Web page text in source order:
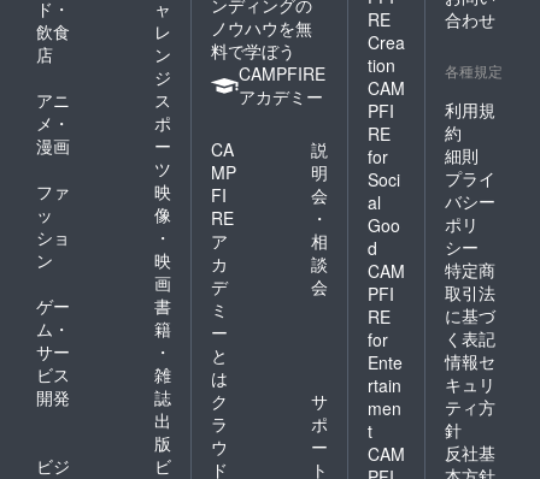
ド・
飲食
店
ャ
レ
ン
ジ
アニ
メ・
漫画
ス
ポ
ー
ツ
ファ
ッ
ショ
ン
映
像
・
映
画
ゲー
ム・
サー
ビス
開発
書
籍
・
雑
誌
出
版
ビジ
ビ
ノウハウを無
料で学ぼう
CAMPFIRE
アカデミー
CA
MP
FI
RE
ア
カ
デ
ミ
ー
と
は
説
明
会
・
相
談
会
ク
ラ
ウ
ド
サ
ポ
ー
ト
RE
Crea
tion
CAM
PFI
RE
for
Soci
al
Goo
d
CAM
PFI
RE
for
Ente
rtain
men
t
CAM
合わせ
各種規定
利用規
約
細則
プライ
バシー
ポリ
シー
特定商
取引法
に基づ
く表記
情報セ
キュリ
ティ方
針
反社基